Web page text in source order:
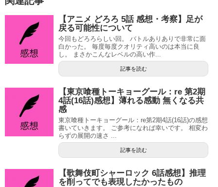
【アニメ どろろ 5話 感想・考察】足が
戻る可能性について
今回もどろろらしい回。 バトルありありで非常に面
白かった。 毎度毎度クオリティ高いのは本当に良
し。 まさかこんなレベルの高い作...
記事を読む
【東京喰種トーキョーグール：re 第2期
4話(16話)感想】薄れる感動 無くなる共
感
東京喰種トーキョーグール：re第2期4話(16話)の感想
書いていきます。 ご参考になれば幸いです。 相変わ
らずの展開の速さ ...
記事を読む
【歌舞伎町シャーロック 6話感想】推理
を削ってでも表現したかったもの